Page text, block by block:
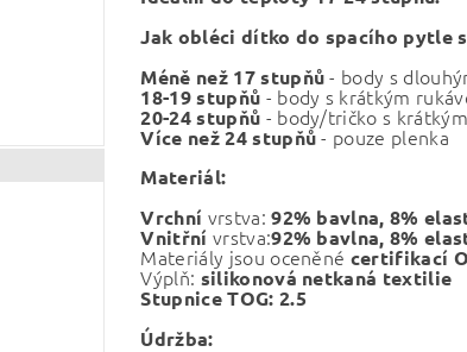
Jak obléci dítko do spacího pytle
Méně než 17 stupňů- body s
18-19 stupňů - body s krátkým
20-24 stupňů - body/tričko s
Více než 24 stupňů- pouze plenka
Materiál:
Vrchní vrstva:92% bavlna, 8%
Vnitřní vrstva:92% bavlna, 8%
Materiály jsou oceněné certifikací
Výplň: silikonová netkaná textilie
Stupnice TOG: 2.5
Údržba: